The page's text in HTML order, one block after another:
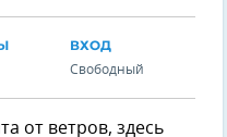
ВХОД
Свободный
от ветров, здесь